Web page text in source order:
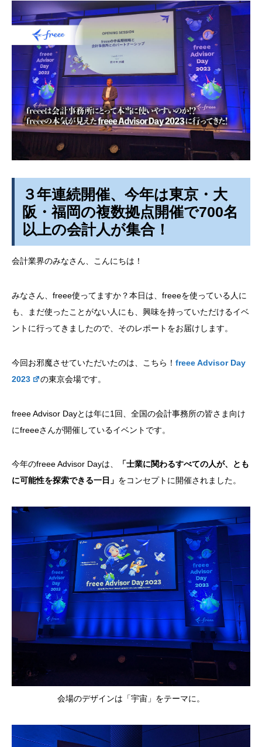
３年連続開催、今年は東京・大
阪・福岡の複数拠点開催で700名
以上の会計人が集合！
会計業界のみなさん、こんにちは！
みなさん、freee使ってますか？本日は、freeeを使っている人に
も、まだ使ったことがない人にも、興味を持っていただけるイベ
ントに行ってきましたので、そのレポートをお届けします。
今回お邪魔させていただいたのは、こちら！ freee Advisor Day
2023
の東京会場です。
freee Advisor Dayとは年に1回、全国の会計事務所の皆さま向け
にfreeeさんが開催しているイベントです。
今年のfreee Advisor Dayは、
「士業に関わるすべての人が、とも
に可能性を探索できる一日」 をコンセプトに開催されました。
会場のデザインは「宇宙」をテーマに。